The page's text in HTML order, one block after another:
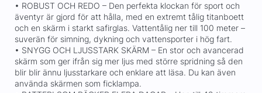
• ROBUST OCH REDO – Den perfekta klockan för sport och
äventyr är gjord för att hålla, med en extremt tålig titanboett
och en skärm i starkt safirglas. Vattentålig ner till 100 meter –
suverän för simning, dykning och vattensporter i hög fart.
• SNYGG OCH LJUSSTARK SKÄRM – En stor och avancerad
skärm som ger ifrån sig mer ljus med större spridning så den
blir blir ännu ljusstarkare och enklare att läsa. Du kan även
använda skärmen som ficklampa.